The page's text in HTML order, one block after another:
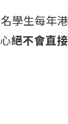
學生每年
絕不會直